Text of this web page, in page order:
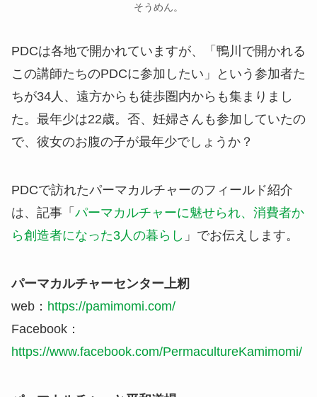
そうめん。
PDCは各地で開かれていますが、「鴨川で開かれる
この講師たちのPDCに参加したい」という参加者た
ちが34人、遠方からも徒歩圏内からも集まりまし
た。最年少は22歳。否、妊婦さんも参加していたの
で、彼女のお腹の子が最年少でしょうか？
PDCで訪れたパーマカルチャーのフィールド紹介
は、記事「 パーマカルチャーに魅せられ、消費者か
ら創造者になった3人の暮らし 」でお伝えします。
パーマカルチャーセンター上籾
web： https://pamimomi.com/
Facebook：
https://www.facebook.com/PermacultureKamimomi/